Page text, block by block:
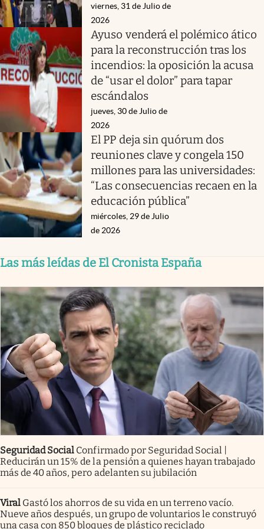
viernes, 31 de Julio de
2026
Ayuso venderá el polémico ático
para la reconstrucción tras los
incendios: la oposición la acusa
de “usar el dolor” para tapar
escándalos
jueves, 30 de Julio de
2026
El PP deja sin quórum dos
reuniones clave y congela 150
millones para las universidades:
“Las consecuencias recaen en la
educación pública”
miércoles, 29 de Julio
de 2026
Las más leídas de El Cronista España
Seguridad Social Confirmado por Seguridad Social |
Reducirán un 15% de la pensión a quienes hayan trabajado
más de 40 años, pero adelanten su jubilación
Viral Gastó los ahorros de su vida en un terreno vacío.
Nueve años después, un grupo de voluntarios le construyó
una casa con 850 bloques de plástico reciclado